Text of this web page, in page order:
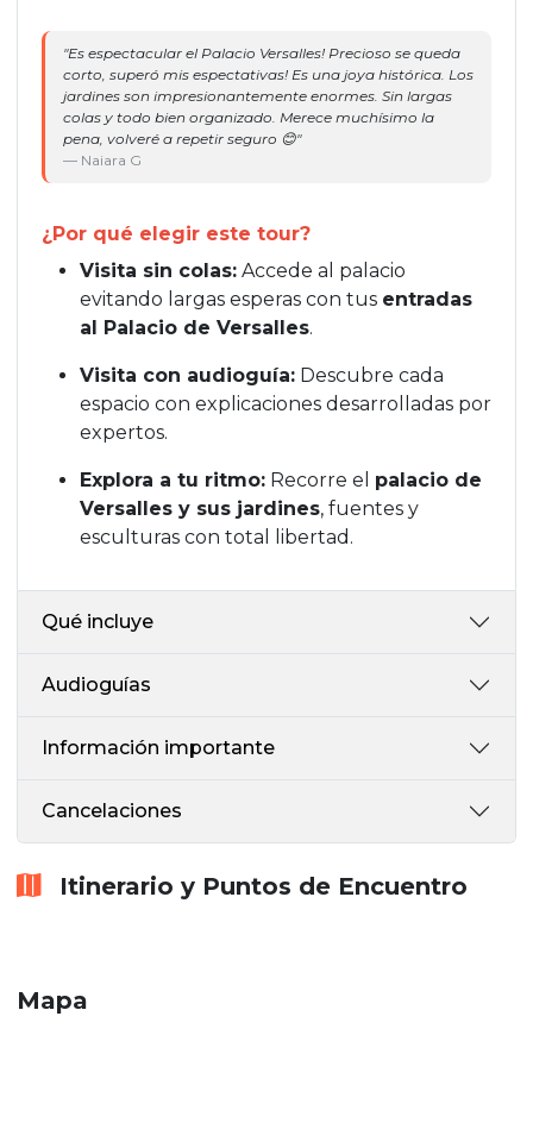
"Es espectacular el Palacio Versalles! Precioso se queda
corto, superó mis espectativas! Es una joya histórica. Los
jardines son impresionantemente enormes. Sin largas
colas y todo bien organizado. Merece muchísimo la
pena, volveré a repetir seguro 😊"
— Naiara G
¿Por qué elegir este tour?
Visita sin colas: Accede al palacio
evitando largas esperas con tus entradas
al Palacio de Versalles.
Visita con audioguía: Descubre cada
espacio con explicaciones desarrolladas por
expertos.
Explora a tu ritmo: Recorre el palacio de
Versalles y sus jardines, fuentes y
esculturas con total libertad.
Qué incluye
Audioguías
Información importante
Cancelaciones
Itinerario y Puntos de Encuentro
Mapa